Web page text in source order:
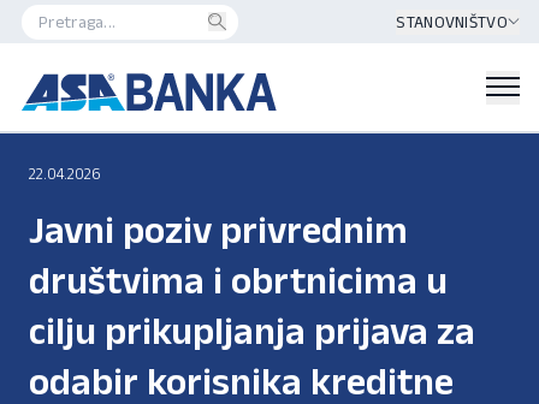
STANOVNIŠTVO
22.04.2026
Javni poziv privrednim
društvima i obrtnicima u
cilju prikupljanja prijava za
odabir korisnika kreditne